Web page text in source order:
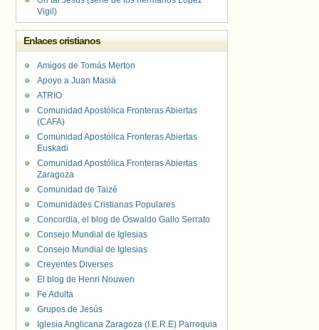
Vigil)
Enlaces cristianos
Amigos de Tomás Merton
Apoyo a Juan Masiá
ATRIO
Comunidad Apostólica Fronteras Abiertas
(CAFA)
Comunidad Apostólica Fronteras Abiertas
Euskadi
Comunidad Apostólica Fronteras Abiertas
Zaragoza
Comunidad de Taizé
Comunidades Cristianas Populares
Concordia, el blog de Oswaldo Gallo Serrato
Consejo Mundial de Iglesias
Consejo Mundial de Iglesias
Creyentes Diverses
El blog de Henri Nouwen
Fe Adulta
Grupos de Jesús
Iglesia Anglicana Zaragoza (I.E.R.E) Parroquia